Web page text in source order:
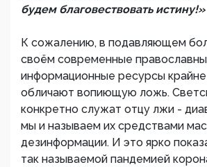
будем благовествовать истину!»
К сожалению, в подавляющем
своём современные
информационные ресурсы
обличают вопиющую ложь.
конкретно служат отцу лжи -
мы и называем их средствами
дезинформации. И это ярко
так называемой пандемией